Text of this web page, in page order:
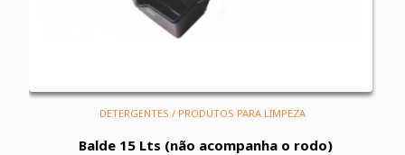
DETERGENTES / PRODUTOS PARA LIMPEZA
Balde 15 Lts (não acompanha o rodo)